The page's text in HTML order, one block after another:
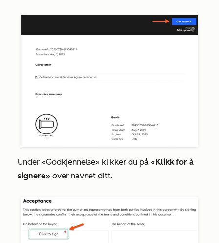
Under «Godkjennelse» klikker du på «Klikk for å
signere» over navnet ditt.